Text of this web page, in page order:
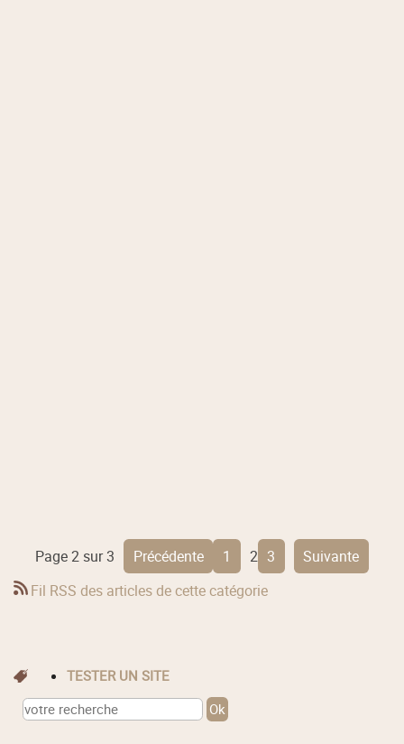
Page 2 sur 3 précédente 1 2 3
suivante
Fil RSS des articles de cette catégorie
TESTER UN SITE